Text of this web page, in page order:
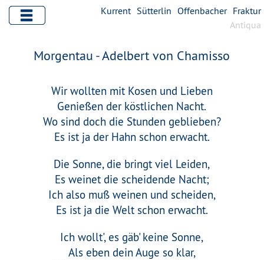
Kurrent Sütterlin Offenbacher Fraktur
Antiqua
Morgentau - Adelbert von Chamisso
Wir wollten mit Kosen und Lieben
Genießen der köstlichen Nacht.
Wo sind doch die Stunden geblieben?
Es ist ja der Hahn schon erwacht.
Die Sonne, die bringt viel Leiden,
Es weinet die scheidende Nacht;
Ich also muß weinen und scheiden,
Es ist ja die Welt schon erwacht.
Ich wollt', es gäb' keine Sonne,
Als eben dein Auge so klar,